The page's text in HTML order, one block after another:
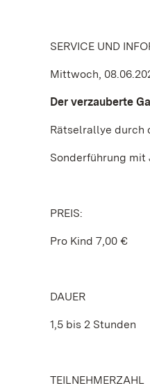
SERVICE UND
Mittwoch,
Der verzauberte
Rätselrallye durch
Sonderführung mit
PREIS:
Pro Kind 7,00 €
DAUER
1,5 bis 2 Stunden
TEILNEHMERZAHL